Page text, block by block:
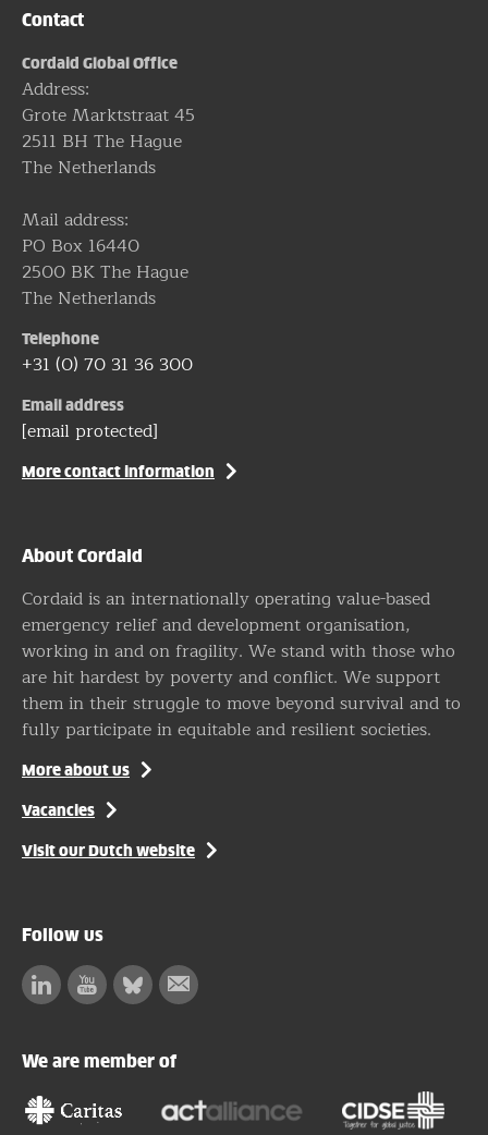
Contact
Cordaid Global Office
Address:
Grote Marktstraat 45
2511 BH The Hague
The Netherlands
Mail address:
PO Box 16440
2500 BK The Hague
The Netherlands
Telephone
+31 (0) 70 31 36 300
Email address
[email protected]
More contact information
About Cordaid
Cordaid is an internationally operating value-based
emergency relief and development organisation,
working in and on fragility. We stand with those who
are hit hardest by poverty and conflict. We support
them in their struggle to move beyond survival and to
fully participate in equitable and resilient societies.
More about us
Vacancies
Visit our Dutch website
Follow us
LinkedinFacebook
BlueskySubscribe
We are member of